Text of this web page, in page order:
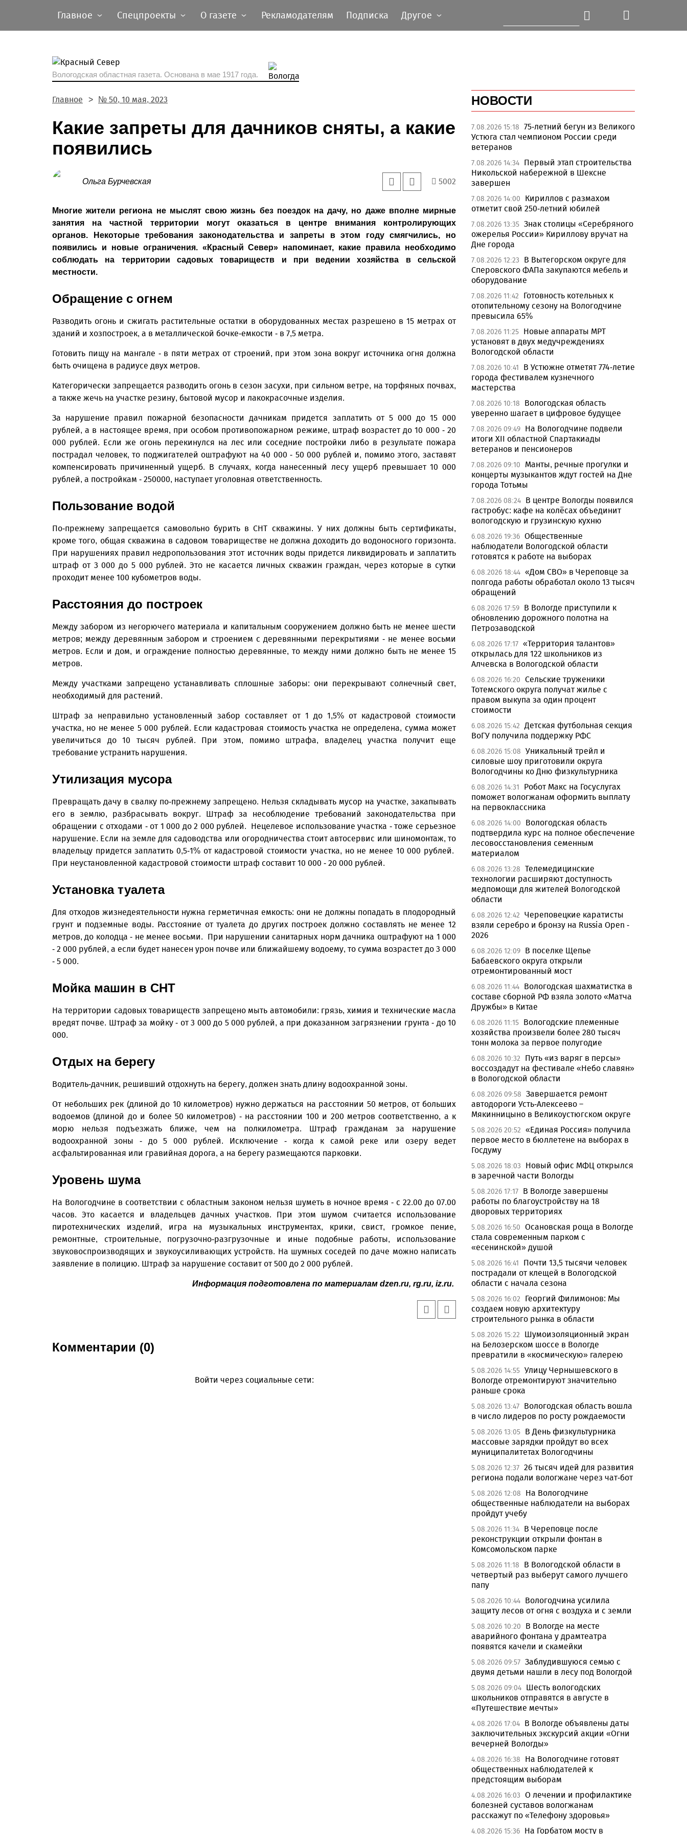
Главное Спецпроекты О газете Рекламодателям Подписка Другое
Вологодская областная газета. Основана в мае 1917 года.
Главное № 50, 10 мая, 2023
Какие запреты для дачников сняты, а какие
появились
Ольга Бурчевская 5002
Многие жители региона не мыслят свою жизнь без поездок на дачу, но даже вполне мирные
занятия на частной территории могут оказаться в центре внимания контролирующих
органов. Некоторые требования законодательства и запреты в этом году смягчились, но
появились и новые ограничения. «Красный Север» напоминает, какие правила необходимо
соблюдать на территории садовых товариществ и при ведении хозяйства в сельской
местности.
Обращение с огнем
Разводить огонь и сжигать растительные остатки в оборудованных местах разрешено в 15 метрах от
зданий и хозпостроек, а в металлической бочке-емкости - в 7,5 метра.
Готовить пищу на мангале - в пяти метрах от строений, при этом зона вокруг источника огня должна
быть очищена в радиусе двух метров.
Категорически запрещается разводить огонь в сезон засухи, при сильном ветре, на торфяных почвах,
а также жечь на участке резину, бытовой мусор и лакокрасочные изделия.
За нарушение правил пожарной безопасности дачникам придется заплатить от 5 000 до 15 000
рублей, а в настоящее время, при особом противопожарном режиме, штраф возрастет до 10 000 - 20
000 рублей. Если же огонь перекинулся на лес или соседние постройки либо в результате пожара
пострадал человек, то поджигателей оштрафуют на 40 000 - 50 000 рублей и, помимо этого, заставят
компенсировать причиненный ущерб. В случаях, когда нанесенный лесу ущерб превышает 10 000
рублей, а постройкам - 250000, наступает уголовная ответственность.
Пользование водой
По-прежнему запрещается самовольно бурить в СНТ скважины. У них должны быть сертификаты,
кроме того, общая скважина в садовом товариществе не должна доходить до водоносного горизонта.
При нарушениях правил недропользования этот источник воды придется ликвидировать и заплатить
штраф от 3 000 до 5 000 рублей. Это не касается личных скважин граждан, через которые в сутки
проходит менее 100 кубометров воды.
Расстояния до построек
Между забором из негорючего материала и капитальным сооружением должно быть не менее шести
метров; между деревянным забором и строением с деревянными перекрытиями - не менее восьми
метров. Если и дом, и ограждение полностью деревянные, то между ними должно быть не менее 15
метров.
Между участками запрещено устанавливать сплошные заборы: они перекрывают солнечный свет,
необходимый для растений.
Штраф за неправильно установленный забор составляет от 1 до 1,5% от кадастровой стоимости
участка, но не менее 5 000 рублей. Если кадастровая стоимость участка не определена, сумма может
увеличиться до 10 тысяч рублей. При этом, помимо штрафа, владелец участка получит еще
требование устранить нарушения.
Утилизация мусора
Превращать дачу в свалку по-прежнему запрещено. Нельзя складывать мусор на участке, закапывать
его в землю, разбрасывать вокруг. Штраф за несоблюдение требований законодательства при
обращении с отходами - от 1 000 до 2 000 рублей. Нецелевое использование участка - тоже серьезное
нарушение. Если на земле для садоводства или огородничества стоит автосервис или шиномонтаж, то
владельцу придется заплатить 0,5-1% от кадастровой стоимости участка, но не менее 10 000 рублей.
При неустановленной кадастровой стоимости штраф составит 10 000 - 20 000 рублей.
Установка туалета
Для отходов жизнедеятельности нужна герметичная емкость: они не должны попадать в плодородный
грунт и подземные воды. Расстояние от туалета до других построек должно составлять не менее 12
метров, до колодца - не менее восьми. При нарушении санитарных норм дачника оштрафуют на 1 000
- 2 000 рублей, а если будет нанесен урон почве или ближайшему водоему, то сумма возрастет до 3 000
- 5 000.
Мойка машин в СНТ
На территории садовых товариществ запрещено мыть автомобили: грязь, химия и технические масла
вредят почве. Штраф за мойку - от 3 000 до 5 000 рублей, а при доказанном загрязнении грунта - до 10
000.
Отдых на берегу
Водитель-дачник, решивший отдохнуть на берегу, должен знать длину водоохранной зоны.
От небольших рек (длиной до 10 километров) нужно держаться на расстоянии 50 метров, от больших
водоемов (длиной до и более 50 километров) - на расстоянии 100 и 200 метров соответственно, а к
морю нельзя подъезжать ближе, чем на полкилометра. Штраф гражданам за нарушение
водоохранной зоны - до 5 000 рублей. Исключение - когда к самой реке или озеру ведет
асфальтированная или гравийная дорога, а на берегу размещаются парковки.
Уровень шума
На Вологодчине в соответствии с областным законом нельзя шуметь в ночное время - с 22.00 до 07.00
часов. Это касается и владельцев дачных участков. При этом шумом считается использование
пиротехнических изделий, игра на музыкальных инструментах, крики, свист, громкое пение,
ремонтные, строительные, погрузочно-разгрузочные и иные подобные работы, использование
звуковоспроизводящих и звукоусиливающих устройств. На шумных соседей по даче можно написать
заявление в полицию. Штраф за нарушение составит от 500 до 2 000 рублей.
Информация подготовлена по материалам dzen.ru, rg.ru, iz.ru.
Комментарии (0)
Войти через социальные сети:
НОВОСТИ
7.08.2026 15:18 75-летний бегун из Великого
Устюга стал чемпионом России среди
ветеранов
7.08.2026 14:34 Первый этап строительства
Никольской набережной в Шексне
завершен
7.08.2026 14:00
Кириллов с размахом
отметит свой 250-летний юбилей
7.08.2026 13:35 Знак столицы «Серебряного
ожерелья России» Кириллову вручат на
Дне города
7.08.2026 12:23
В Вытегорском округе для
Сперовского ФАПа закупаются мебель и
оборудование
7.08.2026 11:42
Готовность котельных к
отопительному сезону на Вологодчине
превысила 65%
7.08.2026 11:25 Новые аппараты МРТ
установят в двух медучреждениях
Вологодской области
7.08.2026 10:41
В Устюжне отметят 774-летие
города фестивалем кузнечного
мастерства
7.08.2026 10:18
Вологодская область
уверенно шагает в цифровое будущее
7.08.2026 09:49 На Вологодчине подвели
итоги XII областной Спартакиады
ветеранов и пенсионеров
7.08.2026 09:10
Манты, речные прогулки и
концерты музыкантов ждут гостей на Дне
города Тотьмы
7.08.2026 08:24 В центре Вологды появился
гастробус: кафе на колёсах объединит
вологодскую и грузинскую кухню
6.08.2026 19:36 Общественные
наблюдатели Вологодской области
готовятся к работе на выборах
6.08.2026 18:44 «Дом СВО» в Череповце за
полгода работы обработал около 13 тысяч
обращений
6.08.2026 17:59 В Вологде приступили к
обновлению дорожного полотна на
Петрозаводской
6.08.2026 17:17 «Территория талантов»
открылась для 122 школьников из
Алчевска в Вологодской области
6.08.2026 16:20 Сельские труженики
Тотемского округа получат жилье с
правом выкупа за один процент
стоимости
6.08.2026 15:42 Детская футбольная секция
ВоГУ получила поддержку РФС
6.08.2026 15:08 Уникальный трейл и
силовые шоу приготовили округа
Вологодчины ко Дню физкультурника
6.08.2026 14:31
Робот Макс на Госуслугах
поможет вологжанам оформить выплату
на первоклассника
6.08.2026 14:00
Вологодская область
подтвердила курс на полное обеспечение
лесовосстановления семенным
материалом
6.08.2026 13:28 Телемедицинские
технологии расширяют доступность
медпомощи для жителей Вологодской
области
6.08.2026 12:42 Череповецкие каратисты
взяли серебро и бронзу на Russia Open -
2026
6.08.2026 12:09 В поселке Щепье
Бабаевского округа открыли
отремонтированный мост
6.08.2026 11:44 Вологодская шахматистка в
составе сборной РФ взяла золото «Матча
Дружбы» в Китае
6.08.2026 11:15 Вологодские племенные
хозяйства произвели более 280 тысяч
тонн молока за первое полугодие
6.08.2026 10:32
Путь «из варяг в персы»
воссоздадут на фестивале «Небо славян»
в Вологодской области
6.08.2026 09:58 Завершается ремонт
автодороги Усть-Алексеево –
Мякинницыно в Великоустюгском округе
5.08.2026 20:52 «Единая Россия» получила
первое место в бюллетене на выборах в
Госдуму
5.08.2026 18:03
Новый офис МФЦ открылся
в заречной части Вологды
5.08.2026 17:17 В Вологде завершены
работы по благоустройству на 18
дворовых территориях
5.08.2026 16:50 Осановская роща в Вологде
стала современным парком с
«есенинской» душой
5.08.2026 16:41
Почти 13,5 тысячи человек
пострадали от клещей в Вологодской
области с начала сезона
5.08.2026 16:02
Георгий Филимонов: Мы
создаем новую архитектуру
строительного рынка в области
5.08.2026 15:22
Шумоизоляционный экран
на Белозерском шоссе в Вологде
превратили в «космическую» галерею
5.08.2026 14:55 Улицу Чернышевского в
Вологде отремонтируют значительно
раньше срока
5.08.2026 13:47 Вологодская область вошла
в число лидеров по росту рождаемости
5.08.2026 13:05 В День физкультурника
массовые зарядки пройдут во всех
муниципалитетах Вологодчины
5.08.2026 12:37 26 тысяч идей для развития
региона подали вологжане через чат-бот
5.08.2026 12:08
На Вологодчине
общественные наблюдатели на выборах
пройдут учебу
5.08.2026 11:34 В Череповце после
реконструкции открыли фонтан в
Комсомольском парке
5.08.2026 11:18
В Вологодской области в
четвертый раз выберут самого лучшего
папу
5.08.2026 10:44 Вологодчина усилила
защиту лесов от огня с воздуха и с земли
5.08.2026 10:20
В Вологде на месте
аварийного фонтана у драмтеатра
появятся качели и скамейки
5.08.2026 09:57 Заблудившуюся семью с
двумя детьми нашли в лесу под Вологдой
5.08.2026 09:04 Шесть вологодских
школьников отправятся в августе в
«Путешествие мечты»
4.08.2026 17:04 В Вологде объявлены даты
заключительных экскурсий акции «Огни
вечерней Вологды»
4.08.2026 16:38
На Вологодчине готовят
общественных наблюдателей к
предстоящим выборам
4.08.2026 16:03 О лечении и профилактике
болезней суставов вологжанам
расскажут по «Телефону здоровья»
4.08.2026 15:36 На Горбатом мосту в